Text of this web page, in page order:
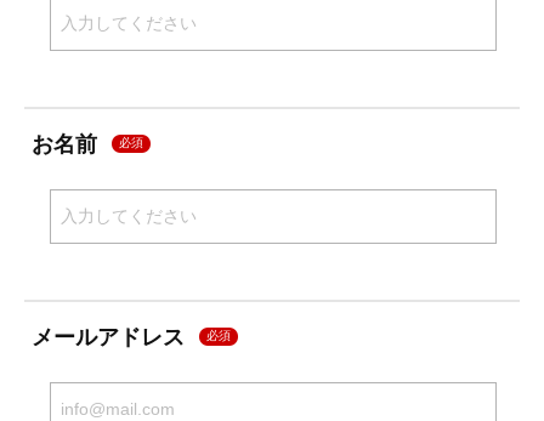
お名前 必須
メールアドレス 必須